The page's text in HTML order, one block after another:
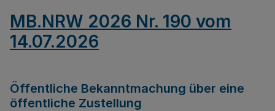
MB.NRW 2026 Nr. 190 vom
14.07.2026
Öffentliche Bekanntmachung über eine
öffentliche Zustellung